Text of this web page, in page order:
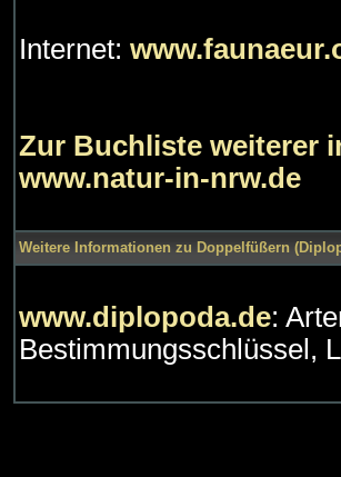
Internet:
Zur Buchliste weiterer
www.natur-in-nrw.de
Weitere Informationen zu Doppelfüßern
www.diplopoda.de:
Bestimmungsschlüssel,